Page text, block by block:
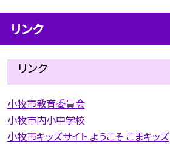
リンク
リンク
小牧市教育委員会
小牧市内小中学校
小牧市キッズサイト ようこそ こまキッズ